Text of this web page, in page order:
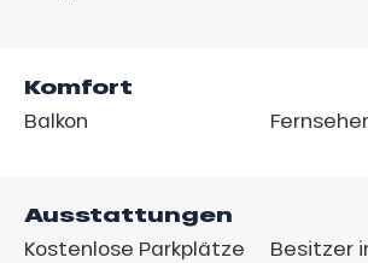
Komfort
Balkon
Ausstattungen
Kostenlose Parkplätze
Besitzer